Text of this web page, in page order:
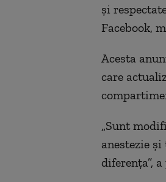
şi
Facebook,
Acesta
care
„Sunt
anestezie
diferenţa”,